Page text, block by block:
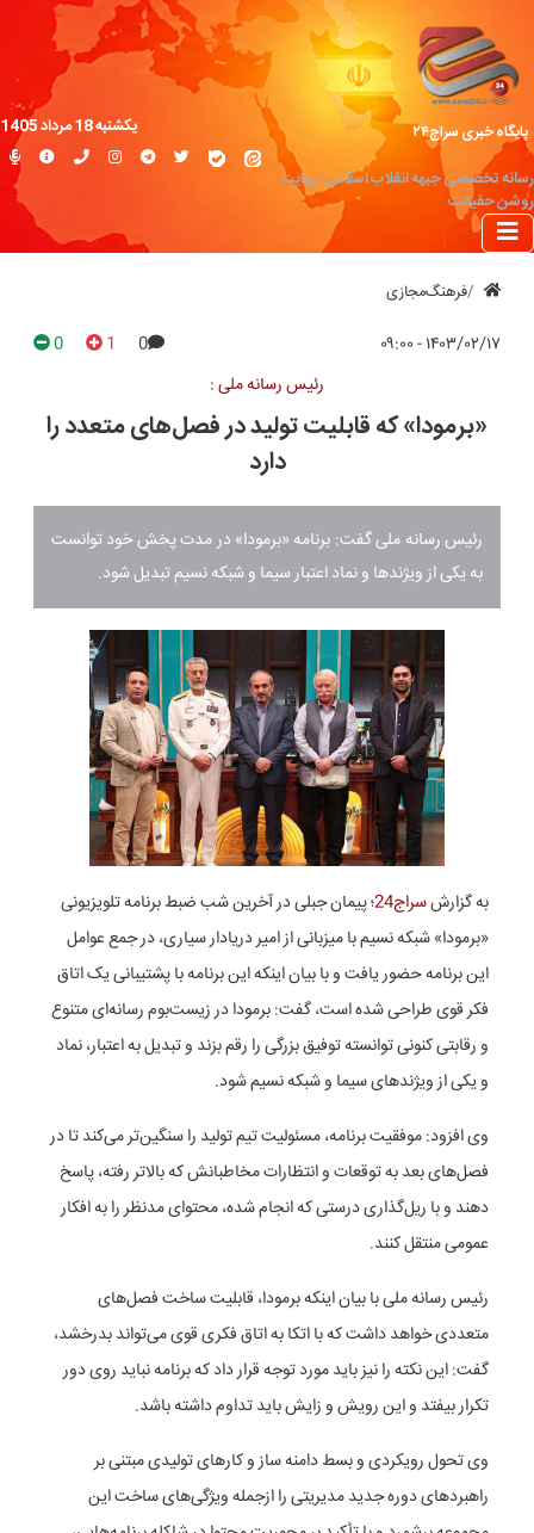
پایگاه خبری سراج۲۴
رسانه تخصصی جبهه انقلاب اسلامی؛ روایت
روشن حقیقت
یکشنبه 18 مرداد 1405
فرهنگ‌مجازی
۱۴۰۳/۰۲/۱۷ - ۰۹:۰۰ 0
1
0
رئیس رسانه ملی :
«برمودا» که قابلیت تولید در فصل‌های متعدد را
دارد
رئیس رسانه ملی گفت: برنامه «برمودا» در مدت پخش خود توانست
به یکی از ویژند‌ها و نماد اعتبار سیما و شبکه نسیم تبدیل شود.
به گزارشسراج24
؛ پیمان جبلی در آخرین شب ضبط برنامه تلویزیونی
«برمودا» شبکه نسیم با میزبانی از امیر دریادار سیاری، در جمع عوامل
این برنامه حضور یافت و با بیان اینکه این برنامه با پشتیبانی یک اتاق
فکر قوی طراحی شده است، گفت: برمودا در زیست‌بوم رسانه‌ای متنوع
و رقابتی کنونی توانسته توفیق بزرگی را رقم بزند و تبدیل به اعتبار، نماد
و یکی از ویژند‌های سیما و شبکه نسیم شود.
وی افزود: موفقیت برنامه، مسئولیت تیم تولید را سنگین‌تر می‌کند تا در
فصل‌های بعد به توقعات و انتظارات مخاطبانش که بالاتر رفته، پاسخ
دهند و با ریل‌گذاری درستی که انجام شده، محتوای مدنظر را به افکار
عمومی منتقل کنند.
رئیس رسانه ملی با بیان اینکه برمودا، قابلیت ساخت فصل‌های
متعددی خواهد داشت که با اتکا به اتاق فکری قوی می‌تواند بدرخشد،
گفت: این نکته را نیز باید مورد توجه قرار داد که برنامه نباید روی دور
تکرار بیفتد و این رویش و زایش باید تداوم داشته باشد.
وی تحول رویکردی و بسط دامنه ساز و کار‌های تولیدی مبتنی بر
راهبرد‌های دوره جدید مدیریتی را ازجمله ویژگی‌های ساخت این